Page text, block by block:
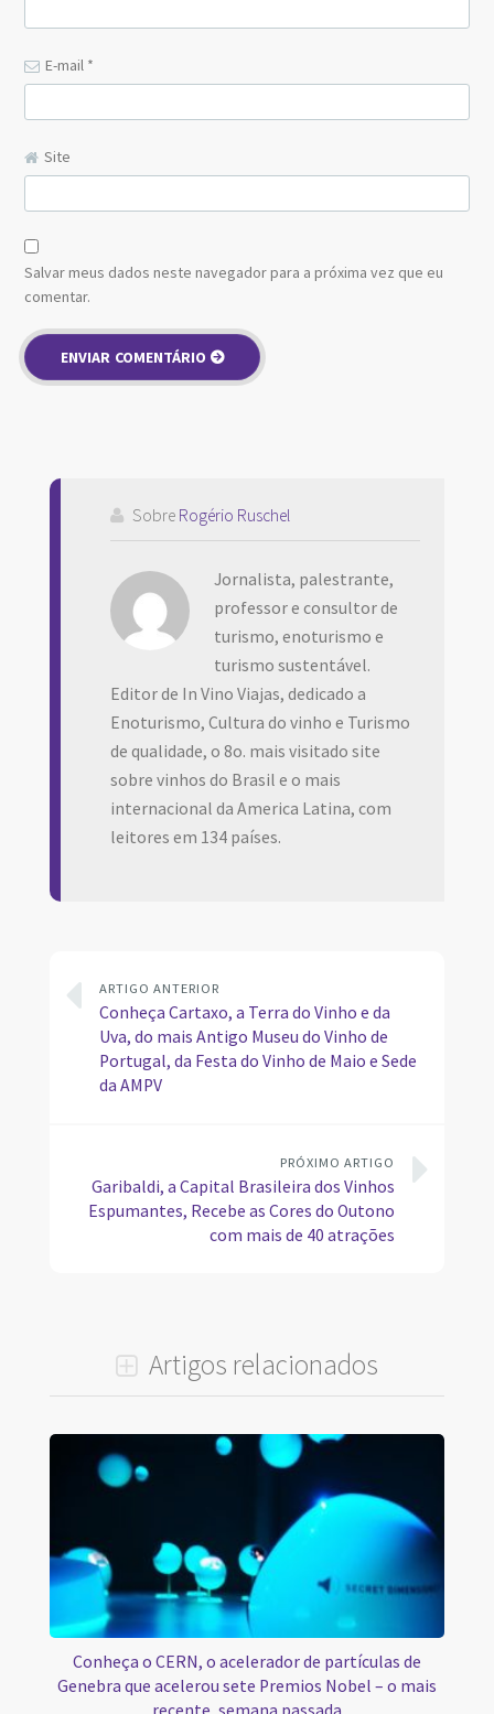
E-mail *
Site
Salvar meus dados neste navegador para a próxima vez que eu
comentar.
Sobre Rogério Ruschel
Jornalista, palestrante,
professor e consultor de
turismo, enoturismo e
turismo sustentável.
Editor de In Vino Viajas, dedicado a
Enoturismo, Cultura do vinho e Turismo
de qualidade, o 8o. mais visitado site
sobre vinhos do Brasil e o mais
internacional da America Latina, com
leitores em 134 países.
ARTIGO ANTERIOR
Conheça Cartaxo, a Terra do Vinho e da
Uva, do mais Antigo Museu do Vinho de
Portugal, da Festa do Vinho de Maio e Sede
da AMPV
PRÓXIMO ARTIGO
Garibaldi, a Capital Brasileira dos Vinhos
Espumantes, Recebe as Cores do Outono
com mais de 40 atrações
Artigos relacionados
Conheça o CERN, o acelerador de partículas de
Genebra que acelerou sete Premios Nobel – o mais